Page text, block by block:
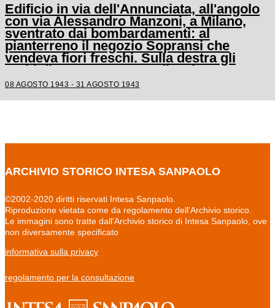
Edificio in via dell'Annunciata, all'angolo
con via Alessandro Manzoni, a Milano,
sventrato dai bombardamenti: al
pianterreno il negozio Sopransi che
vendeva fiori freschi. Sulla destra gli
archi di Porta Nuova medievale
08 AGOSTO 1943 - 31 AGOSTO 1943
ARCHIVIO STORICO INTESA SANPAOLO
©2002-2020 diritti riservati Intesa Sanpaolo.
Riproduzione vietata come da regolamento dell'Archivio storico.
Le immagini sono tratte dall'Archivio storico di Intesa Sanpaolo, ove
non diversamente specificato
informativa sulla privacy
regolamento per la consultazione